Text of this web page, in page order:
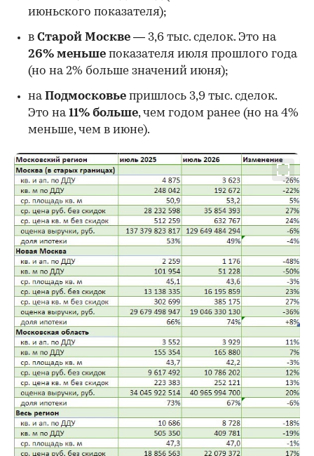
00:00 / 00:00
июньского показателя);
в Старой Москве — 3,6 тыс. сделок. Это на
26% меньше показателя июля прошлого года
(но на 2% больше значений июня);
наПодмосковье пришлось 3,9 тыс. сделок.
Это на11% больше, чем годом ранее (но на 4%
меньше, чем в июне).